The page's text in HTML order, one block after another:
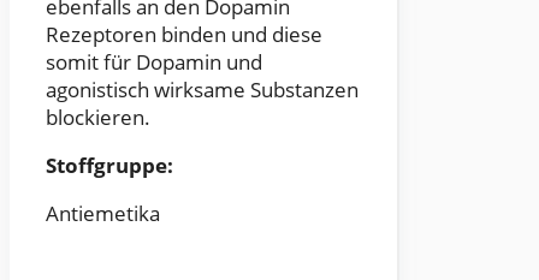
ebenfalls an den Dopamin
Rezeptoren binden und diese
somit für Dopamin und
agonistisch wirksame Substanzen
blockieren.
Stoffgruppe:
Antiemetika